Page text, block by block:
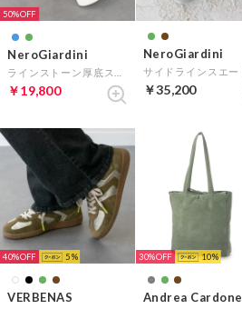
50%
NeroGiardini
￥19,800
NeroGiardini
￥35,200
40% 5
VERBENAS
30% 10
Andrea Cardone